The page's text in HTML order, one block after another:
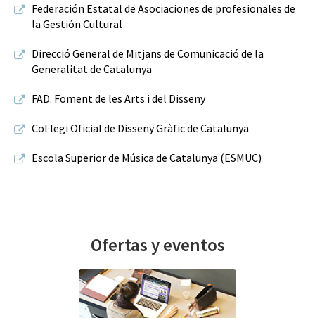
Federación Estatal de Asociaciones de profesionales de
la Gestión Cultural
Direcció General de Mitjans de Comunicació de la
Generalitat de Catalunya
FAD. Foment de les Arts i del Disseny
Col·legi Oficial de Disseny Gràfic de Catalunya
Escola Superior de Música de Catalunya (ESMUC)
Ofertas y eventos